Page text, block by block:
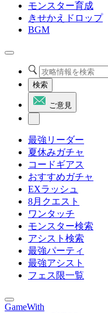
モンスター育成
きせかえドロップ
BGM
検索
ご意見
最強リーダー
夏休みガチャ
コードギアス
おすすめガチャ
EXラッシュ
8月クエスト
ワンタッチ
モンスター検索
アシスト検索
最強パーティ
最強アシスト
フェス限一覧
GameWith